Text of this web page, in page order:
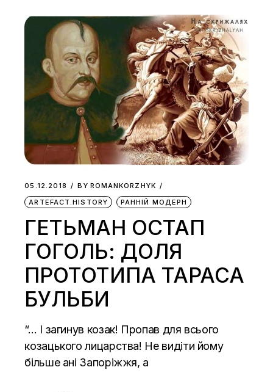
05.12.2018 BY ROMANKORZHYK
ARTEFACT.HISTORY
РАННІЙ МОДЕРН
ГЕТЬМАН ОСТАП
ГОГОЛЬ: ДОЛЯ
ПРОТОТИПА ТАРАСА
БУЛЬБИ
“… І загинув козак! Пропав для всього
козацького лицарства! Не видіти йому
більше ані Запоріжжя, а